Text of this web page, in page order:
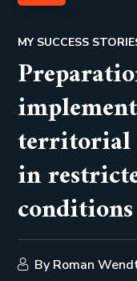
MY SUCCESS
territorial
in
conditions
By Roman